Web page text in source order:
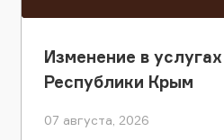
Изменение в
Республики Крым
07 августа, 2026